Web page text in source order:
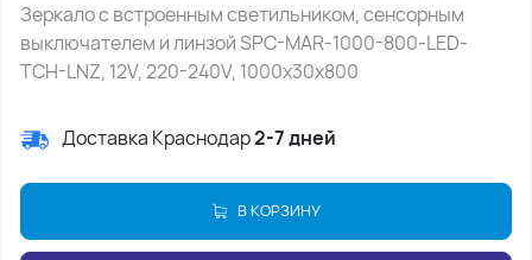
Зеркало с встроенным светильником, сенсорным
выключателем и линзой SPC-MAR-1000-800-LED-
TCH-LNZ, 12V, 220-240V, 1000x30x800
Доставка Краснодар2-7 дней
В КОРЗИНУ